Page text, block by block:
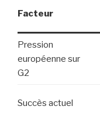
Facteur
Pression
européenne sur
G2
Succès actuel